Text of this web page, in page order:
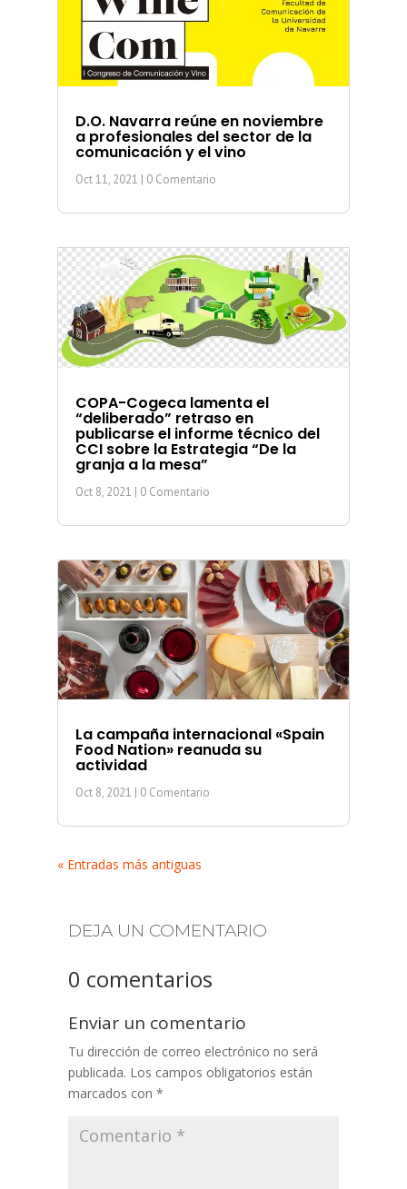
D.O. Navarra reúne en noviembre
a profesionales del sector de la
comunicación y el vino
Oct 11, 2021 | 0 Comentario
COPA-Cogeca lamenta el
“deliberado” retraso en
publicarse el informe técnico del
CCI sobre la Estrategia “De la
granja a la mesa”
Oct 8, 2021 | 0 Comentario
La campaña internacional «Spain
Food Nation» reanuda su
actividad
Oct 8, 2021 | 0 Comentario
« Entradas más antiguas
DEJA UN COMENTARIO
0 comentarios
Enviar un comentario
Tu dirección de correo electrónico no será
publicada. Los campos obligatorios están
marcados con *